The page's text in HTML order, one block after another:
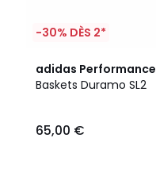
-30% DÈS 2*
adidas Performance
Baskets Duramo SL2
€.
65,00 €
4,6
/ 5